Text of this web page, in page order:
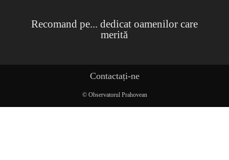
Recomand pe... dedicat oamenilor care
merită
Contactați-ne
© Observatorul Prahovean